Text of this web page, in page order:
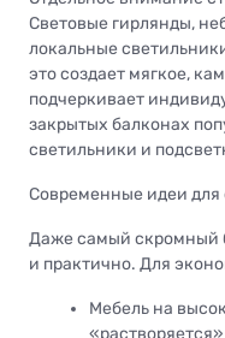
Световые гирлянды,
локальные
это создает мягкое,
подчеркивает
закрытых балконах
светильники и
Современные идеи для
Даже самый скромный
и практично. Для
Мебель на